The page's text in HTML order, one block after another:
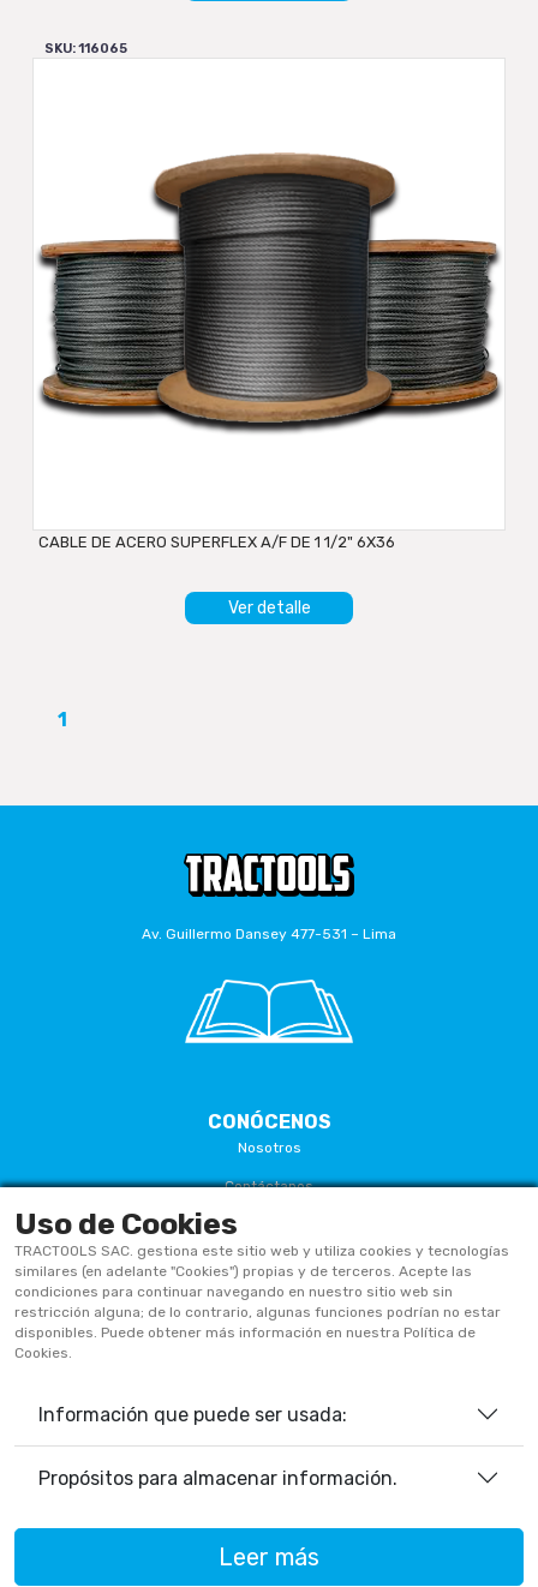
SKU: 116065
CABLE DE ACERO SUPERFLEX A/F DE 1 1/2" 6X36
Ver detalle
1
Av. Guillermo Dansey 477-531 – Lima
CONÓCENOS
Nosotros
Contáctanos
Términos Y Condiciones
Políticas De Privacidad
Políticas De Cookies
Preguntas Frecuentes
933906515
Horario de Atención:
Uso de Cookies
TRACTOOLS SAC. gestiona este sitio web y utiliza cookies y tecnologías
similares (en adelante "Cookies") propias y de terceros. Acepte las
condiciones para continuar navegando en nuestro sitio web sin
restricción alguna; de lo contrario, algunas funciones podrían no estar
disponibles. Puede obtener más información en nuestra Política de
Cookies.
Información que puede ser usada:
Propósitos para almacenar información.
Leer más